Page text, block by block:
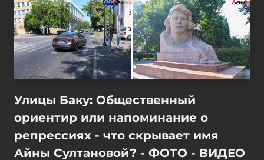
Улицы Баку: Общественный
ориентир или напоминание о
репрессиях - что скрывает имя
Айны Султановой? - ФОТО - ВИДЕО